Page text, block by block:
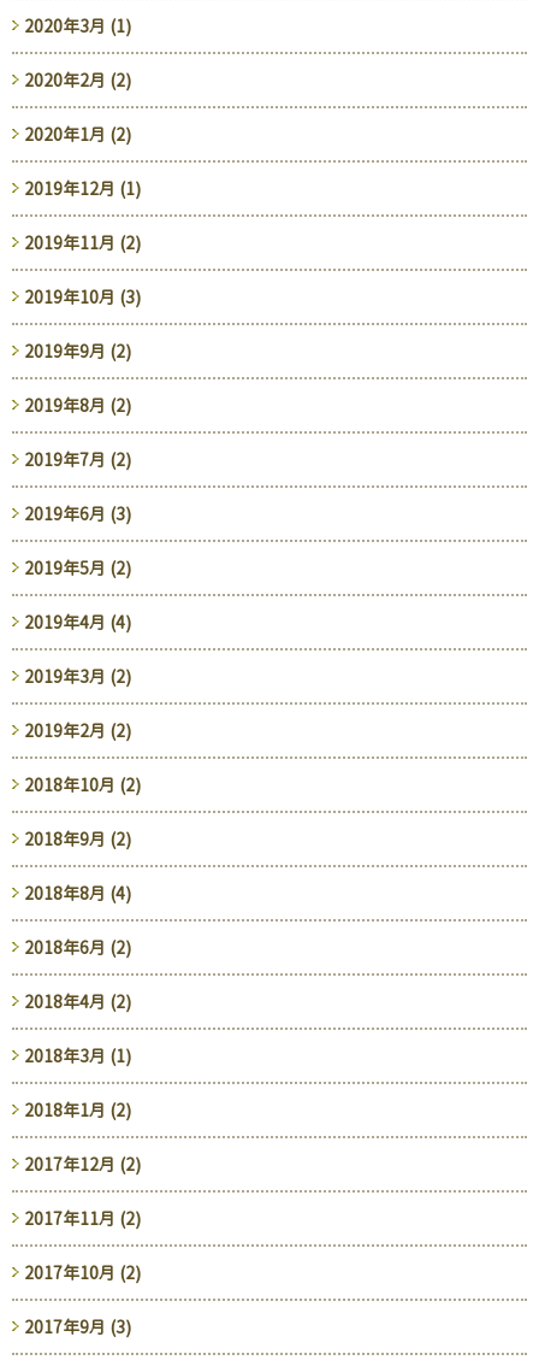
2020年3月 (1)
2020年2月 (2)
2020年1月 (2)
2019年12月 (1)
2019年11月 (2)
2019年10月 (3)
2019年9月 (2)
2019年8月 (2)
2019年7月 (2)
2019年6月 (3)
2019年5月 (2)
2019年4月 (4)
2019年3月 (2)
2019年2月 (2)
2018年10月 (2)
2018年9月 (2)
2018年8月 (4)
2018年6月 (2)
2018年4月 (2)
2018年3月 (1)
2018年1月 (2)
2017年12月 (2)
2017年11月 (2)
2017年10月 (2)
2017年9月 (3)